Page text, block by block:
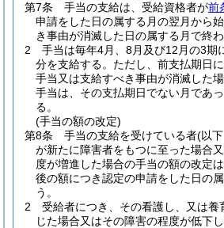
第7条
手当の支給は、受給資格者が前
申請をした日の属する月の翌月から
き事由が消滅した日の属する月で終わ
2
手当は毎年4月、8月及び12月の3期
分を支給する。 ただし、前支払期日
手当又は支給すべき事由が消滅した
手当は、その支払期日でない月であ
る。
(手当の額の改定)
第8条
手当の支給を受けている者(以
が新たに障害者をもつに至った場合
度が増進した場合の手当の額の改定
後の額につき認定の申請をした日の
う。
2
受給者につき、その看護し、又は養
じた場合又はその障害の程度が低下